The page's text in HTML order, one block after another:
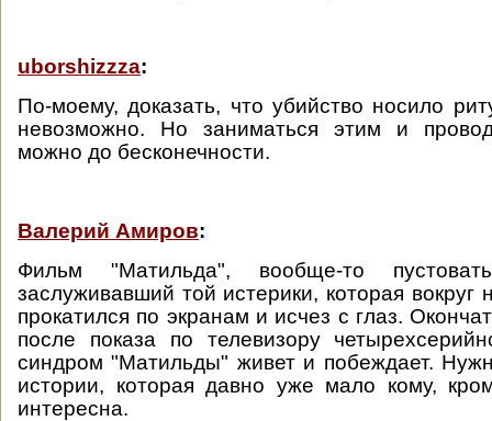
uborshizzza:
По-моему, доказать, что убийство носило
невозможно. Но заниматься этим и
можно до бесконечности.
Валерий Амиров:
Фильм "Матильда", вообще-то
заслуживавший той истерики, которая вокруг
прокатился по экранам и исчез с глаз.
после показа по телевизору
синдром "Матильды" живет и побеждает.
истории, которая давно уже мало кому,
интересна.